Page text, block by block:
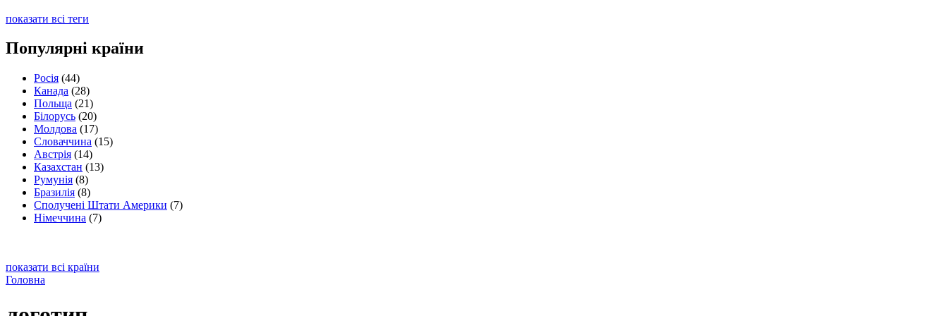
показати всі теги
Популярні країни
Росія (44)
Канада (28)
Польща (21)
Білорусь (20)
Молдова (17)
Словаччина (15)
Австрія (14)
Казахстан (13)
Румунія (8)
Бразилія (8)
Сполучені Штати Америки (7)
Німеччина (7)
показати всі країни
Головна